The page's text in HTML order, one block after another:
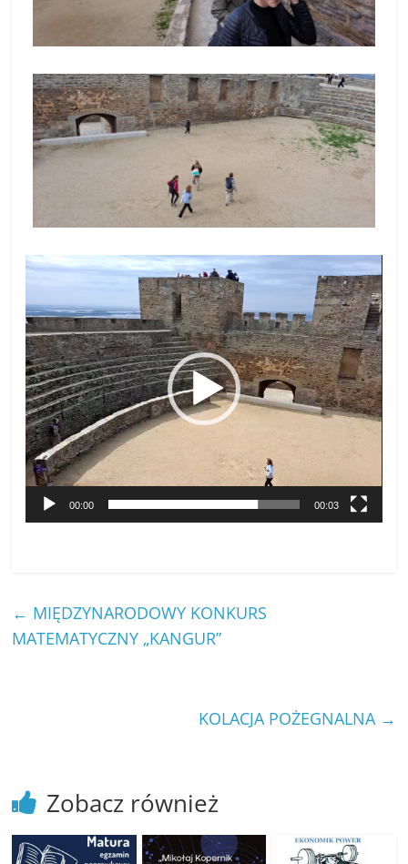
Odtwarzacz
00:00 00:03
← MIĘDZYNARODOWY KONKURS
MATEMATYCZNY „KANGUR”
KOLACJA POŻEGNALNA →
Zobacz również